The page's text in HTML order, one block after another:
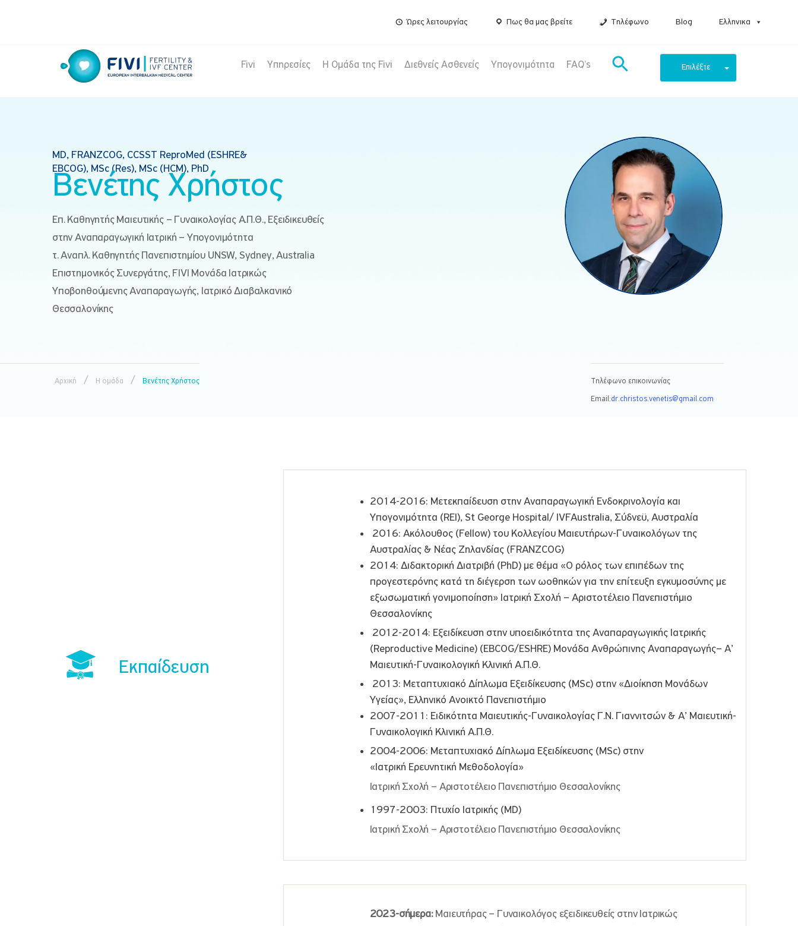
Ώρες λειτουργίας Πως θα μας βρείτε Τηλέφωνο Blog Ελληνικα
Fivi Υπηρεσίες Η Ομάδα της Fivi Διεθνείς Ασθενείς Υπογονιμότητα FAQ’s Επιλέξτε
MD, FRANZCOG, CCSST ReproMed (ESHRE&
EBCOG), MSc (Res), MSc (HCM), PhD
Βενέτης Χρήστος
Επ. Καθηγητής Μαιευτικής – Γυναικολογίας Α.Π.Θ., Εξειδικευθείς
στην Αναπαραγωγική Ιατρική – Υπογονιμότητα
τ. Αναπλ. Καθηγητής Πανεπιστημίου UNSW, Sydney, Australia
Επιστημονικός Συνεργάτης, FIVI Μονάδα Ιατρικώς
Υποβοηθούμενης Αναπαραγωγής, Ιατρικό Διαβαλκανικό
Θεσσαλονίκης
Αρχική / Η ομάδα / Βενέτης Χρήστος Τηλέφωνο επικοινωνίας
Email:dr.christos.venetis@gmail.com
Εκπαίδευση
2014-2016: Μετεκπαίδευση στην Αναπαραγωγική Ενδοκρινολογία και
Υπογονιμότητα (REI), St George Hospital/ IVFAustralia, Σύδνεϋ, Αυστραλία
2016: Ακόλουθος (Fellow) του Κολλεγίου Μαιευτήρων-Γυναικολόγων της
Αυστραλίας & Νέας Ζηλανδίας (FRANZCOG)
2014: Διδακτορική Διατριβή (PhD) με θέμα «Ο ρόλος των επιπέδων της
προγεστερόνης κατά τη διέγερση των ωοθηκών για την επίτευξη εγκυμοσύνης με
εξωσωματική γονιμοποίηση» Ιατρική Σχολή – Αριστοτέλειο Πανεπιστήμιο
Θεσσαλονίκης
2012-2014: Εξειδίκευση στην υποειδικότητα της Αναπαραγωγικής Ιατρικής
(Reproductive Medicine) (EBCOG/ESHRE) Μονάδα Ανθρώπινης Αναπαραγωγής– Α’
Μαιευτική-Γυναικολογική Κλινική Α.Π.Θ.
2013: Μεταπτυχιακό Δίπλωμα Εξειδίκευσης (MSc) στην «Διοίκηση Μονάδων
Υγείας», Ελληνικό Ανοικτό Πανεπιστήμιο
2007-2011: Ειδικότητα Μαιευτικής-Γυναικολογίας Γ.Ν. Γιαννιτσών & Α’ Μαιευτική-
Γυναικολογική Κλινική Α.Π.Θ.
2004-2006: Μεταπτυχιακό Δίπλωμα Εξειδίκευσης (MSc) στην
«Ιατρική Ερευνητική Μεθοδολογία»
Ιατρική Σχολή – Αριστοτέλειο Πανεπιστήμιο Θεσσαλονίκης
1997-2003: Πτυχίο Ιατρικής (MD)
Ιατρική Σχολή – Αριστοτέλειο Πανεπιστήμιο Θεσσαλονίκης
2023-σήμερα:Μαιευτήρας – Γυναικολόγος εξειδικευθείς στην Ιατρικώς